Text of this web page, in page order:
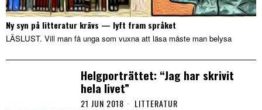
Ny syn på litteratur krävs — lyft fram språket
LÄSLUST. Vill man få unga som vuxna att läsa måste man belysa
Helgporträttet: “Jag har skrivit
hela livet”
21 JUN 2018 LITTERATUR